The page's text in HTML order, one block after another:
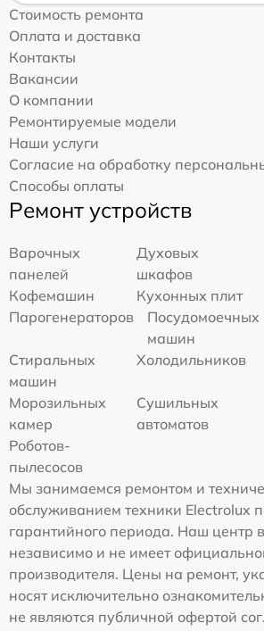
Стоимость ремонта
Оплата и доставка
Контакты
Вакансии
О компании
Ремонтируемые модели
Наши услуги
Согласие на обработку
Способы оплаты
Ремонт устройств
Варочных
панелей
Духовых
шкафов
Кофемашин
Кухонных плит
Парогенераторов
Посудомоечных
машин
Стиральных
машин
Холодильников
Морозильных
камер
Сушильных
автоматов
Роботов-
пылесосов
Мы занимаемся ремонтом и
обслуживанием техники Electrolux
гарантийного периода. Наш центр
независимо и не имеет
производителя. Цены на ремонт,
носят исключительно
не являются публичной офертой